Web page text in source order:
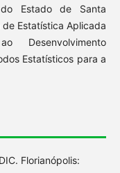
Estado de Santa
Estatística Aplicada
Desenvolvimento
Estatísticos para a
Florianópolis: